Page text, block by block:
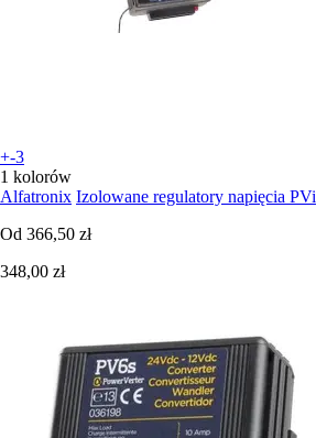
+-3
1 kolorów
Alfatronix Izolowane regulatory napięcia PVi
Od 366,50 zł
348,00 zł